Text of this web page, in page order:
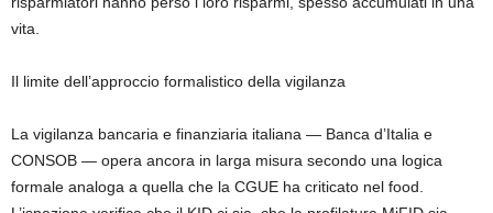
vita.
Il limite dell’approccio formalistico della vigilanza
La vigilanza bancaria e finanziaria italiana — Banca d’Italia e
CONSOB — opera ancora in larga misura secondo una logica
formale analoga a quella che la CGUE ha criticato nel food.